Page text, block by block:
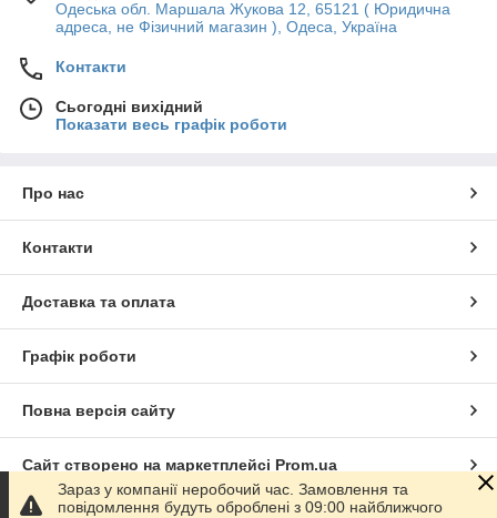
Одеська обл. Маршала Жукова 12, 65121 ( Юридична
адреса, не Фізичний магазин ), Одеса, Україна
Контакти
Сьогодні вихідний
Показати весь графік роботи
Про нас
Контакти
Доставка та оплата
Графік роботи
Повна версія сайту
Сайт створено на маркетплейсі Prom.ua
Зараз у компанії неробочий час. Замовлення та
повідомлення будуть оброблені з 09:00 найближчого